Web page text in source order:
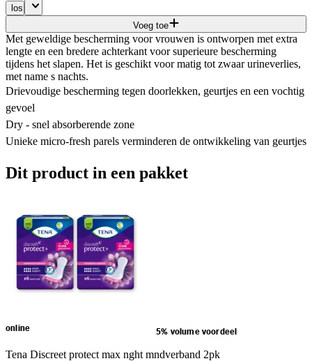
los
Voeg toe
Met geweldige bescherming voor vrouwen is ontworpen met extra
lengte en een bredere achterkant voor superieure bescherming
tijdens het slapen. Het is geschikt voor matig tot zwaar urineverlies,
met name s nachts.
Drievoudige bescherming tegen doorlekken, geurtjes en een vochtig
gevoel
Dry - snel absorberende zone
Unieke micro-fresh parels verminderen de ontwikkeling van geurtjes
Dit product in een pakket
online 5% volume voordeel
Tena Discreet protect max nght mndverband 2pk